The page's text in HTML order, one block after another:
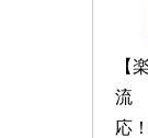
【
流
応